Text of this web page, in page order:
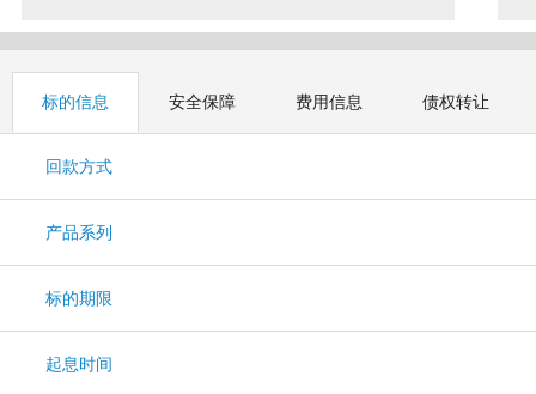
标的信息 安全保障 费用信息 债权转让
回款方式
产品系列
标的期限
起息时间